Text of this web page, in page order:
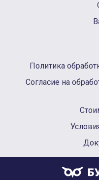
Политика
Согласие на